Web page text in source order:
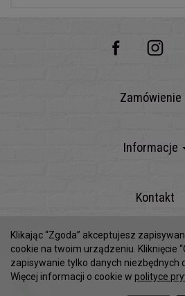
Zamówienie
Informacje
Kontakt
Klikając “Zgoda” akceptujesz
cookie na twoim urządzeniu. Kliknięcie
zapisywanie tylko danych niezbędnych
Więcej informacji o cookie w polityce